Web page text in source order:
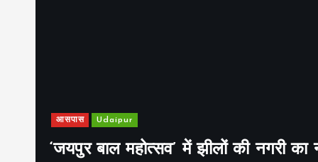
आसपास Udaipur
‘जयपुर बाल महोत्सव’ में झीलों की नगरी